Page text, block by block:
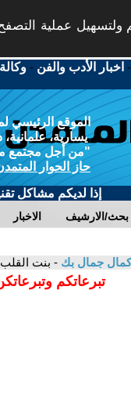
عملية
- اخبار الأدب والفن -
الموقع الرئيسي
يسارية،
"من أجل مجتمع
حاز الحوار
إذا لديكم مشاكل
الاخبار بحث/الارشيف
كمال جمال بك - بنت القلب
تبرعاتكم